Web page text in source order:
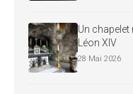
Un
Léon XIV
28 Mai 2026